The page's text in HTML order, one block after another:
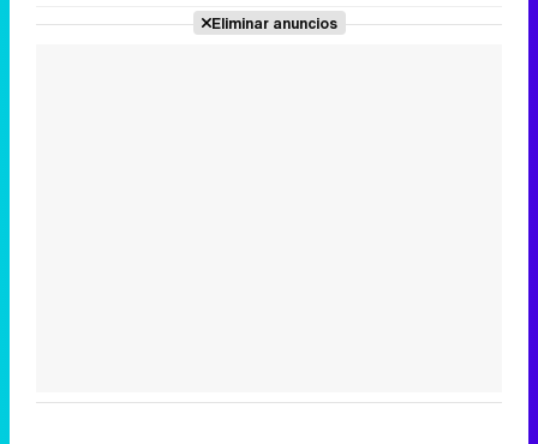
Eliminar anuncios